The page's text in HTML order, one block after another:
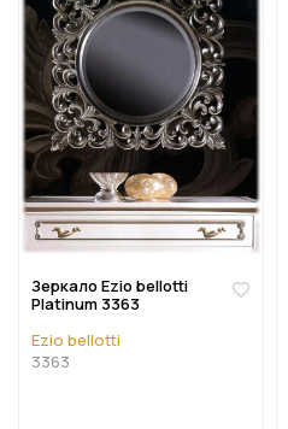
Зеркало Ezio bellotti
Platinum 3363
Ezio bellotti
3363